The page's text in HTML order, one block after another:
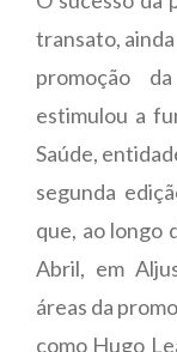
transato,
promoção
estimulou a
Saúde,
segunda
que, ao longo
Abril, em
áreas da
como Hugo